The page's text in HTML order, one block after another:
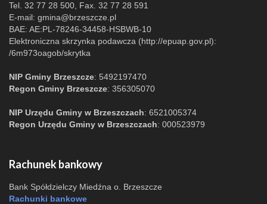
Tel. 32 77 28 500, Fax. 32 77 28 591
E-mail: gmina@brzeszcze.pl
BAE: AE:PL-78246-34458-HSBWB-10
Elektroniczna skrzynka podawcza (http://epuap.gov.pl):
/6m973oagob/skrytka
NIP Gminy Brzeszcze: 5492197470
Regon Gminy Brzeszcze: 356305070
NIP Urzędu Gminy w Brzeszczach: 6521005374
Regon Urzędu Gminy w Brzeszczach: 000523979
Rachunek bankowy
Bank Spółdzielczy Miedźna o. Brzeszcze
Rachunki bankowe